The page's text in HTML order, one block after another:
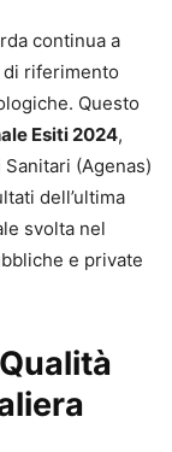
continua a
riferimento
Questo
Esiti 2024,
(Agenas)
dell’ultima
svolta nel
e private